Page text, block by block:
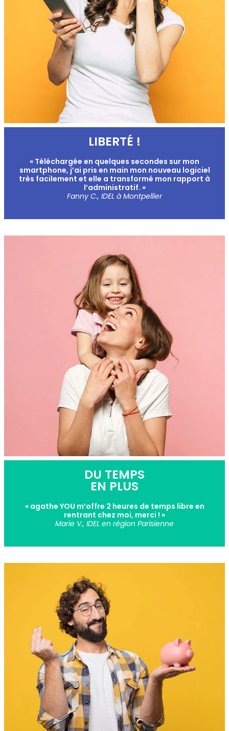
LIBERTÉ !
« Téléchargée en quelques secondes sur mon
smartphone, j’ai pris en main mon nouveau logiciel
très facilement et elle a transformé mon rapport à
l’administratif. »
Fanny C., IDEL à Montpellier
DU TEMPS
EN PLUS
« agathe YOU m’offre 2 heures de temps libre en
rentrant chez moi, merci ! »
Marie V., IDEL en région Parisienne